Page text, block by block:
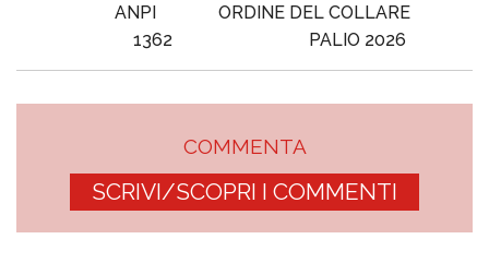
ANPI
ORDINE DEL COLLARE
1362
PALIO 2026
COMMENTA
SCRIVI/SCOPRI I COMMENTI